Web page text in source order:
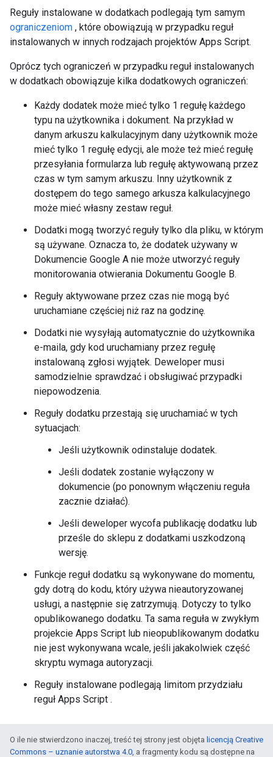
Reguły instalowane w dodatkach podlegają tym samym
ograniczeniom , które obowiązują w przypadku reguł
instalowanych w innych rodzajach projektów Apps Script.
Oprócz tych ograniczeń w przypadku reguł instalowanych
w dodatkach obowiązuje kilka dodatkowych ograniczeń:
Każdy dodatek może mieć tylko 1 regułę każdego
typu na użytkownika i dokument. Na przykład w
danym arkuszu kalkulacyjnym dany użytkownik może
mieć tylko 1 regułę edycji, ale może też mieć regułę
przesyłania formularza lub regułę aktywowaną przez
czas w tym samym arkuszu. Inny użytkownik z
dostępem do tego samego arkusza kalkulacyjnego
może mieć własny zestaw reguł.
Dodatki mogą tworzyć reguły tylko dla pliku, w którym
są używane. Oznacza to, że dodatek używany w
Dokumencie Google A nie może utworzyć reguły
monitorowania otwierania Dokumentu Google B.
Reguły aktywowane przez czas nie mogą być
uruchamiane częściej niż raz na godzinę.
Dodatki nie wysyłają automatycznie do użytkownika
e-maila, gdy kod uruchamiany przez regułę
instalowaną zgłosi wyjątek. Deweloper musi
samodzielnie sprawdzać i obsługiwać przypadki
niepowodzenia.
Reguły dodatku przestają się uruchamiać w tych
sytuacjach:
Jeśli użytkownik odinstaluje dodatek.
Jeśli dodatek zostanie wyłączony w
dokumencie (po ponownym włączeniu reguła
zacznie działać).
Jeśli deweloper wycofa publikację dodatku lub
prześle do sklepu z dodatkami uszkodzoną
wersję.
Funkcje reguł dodatku są wykonywane do momentu,
gdy dotrą do kodu, który używa nieautoryzowanej
usługi, a następnie się zatrzymują. Dotyczy to tylko
opublikowanego dodatku. Ta sama reguła w zwykłym
projekcie Apps Script lub nieopublikowanym dodatku
nie jest wykonywana wcale, jeśli jakakolwiek część
skryptu wymaga autoryzacji.
Reguły instalowane podlegają limitom przydziału
reguł Apps Script .
O ile nie stwierdzono inaczej, treść tej strony jest objęta licencją Creative
Commons – uznanie autorstwa 4.0, a fragmenty kodu są dostępne na